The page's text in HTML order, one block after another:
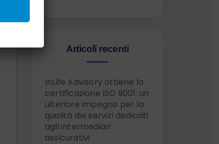
Articoli recenti
InLife Advisory ottiene la
certificazione ISO 9001: un
ulteriore impegno per la
qualità dei servizi dedicati
agli intermediari
assicurativi